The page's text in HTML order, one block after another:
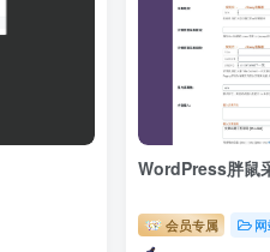
WordPress胖鼠
会员专属